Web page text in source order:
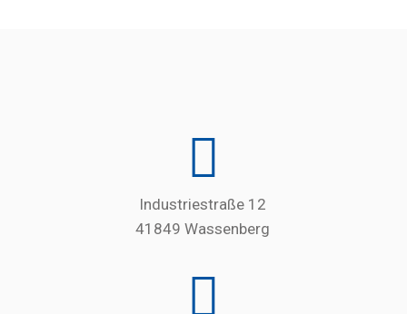
Industriestraße 12
41849 Wassenberg